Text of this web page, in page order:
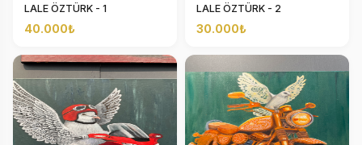
LALE ÖZTÜRK - 1
40.000₺
LALE ÖZTÜRK - 2
30.000₺